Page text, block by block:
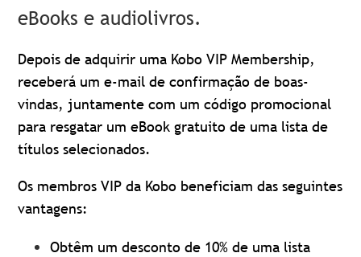
eBooks e audiolivros.
Depois de adquirir uma Kobo VIP Membership,
receberá um e-mail de confirmação de boas-
vindas, juntamente com um código promocional
para resgatar um eBook gratuito de uma lista de
títulos selecionados.
Os membros VIP da Kobo beneficiam das seguintes
vantagens:
Obtêm um desconto de 10% de uma lista